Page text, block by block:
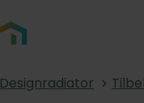
Designradiator